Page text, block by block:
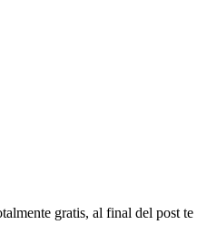
gratis, al final del post te